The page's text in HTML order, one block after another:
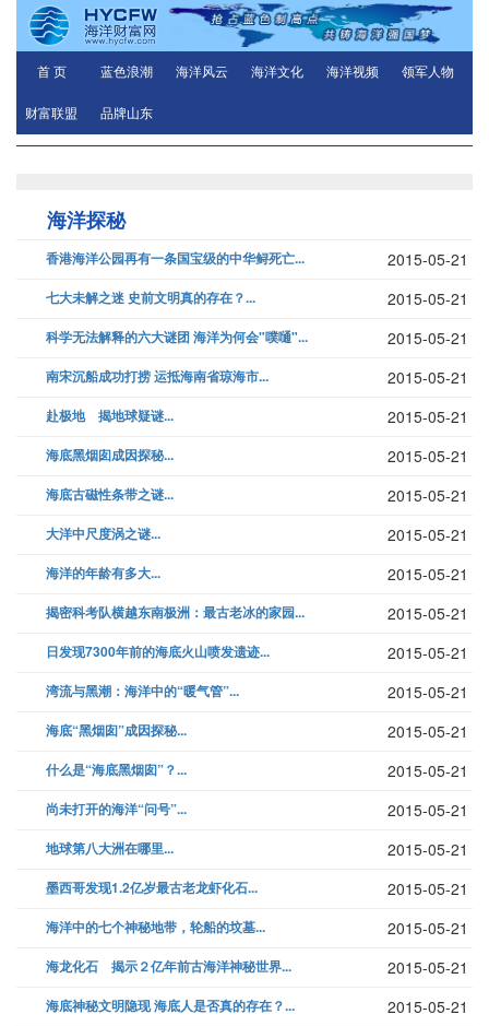
首 页 蓝色浪潮 海洋风云 海洋文化 海洋视频 领军人物
财富联盟 品牌山东
海洋探秘
香港海洋公园再有一条国宝级的中华鲟死亡... 2015-05-21
七大未解之迷 史前文明真的存在？... 2015-05-21
科学无法解释的六大谜团 海洋为何会"噗嗵"... 2015-05-21
南宋沉船成功打捞 运抵海南省琼海市... 2015-05-21
赴极地 揭地球疑谜... 2015-05-21
海底黑烟囱成因探秘... 2015-05-21
海底古磁性条带之谜... 2015-05-21
大洋中尺度涡之谜... 2015-05-21
海洋的年龄有多大... 2015-05-21
揭密科考队横越东南极洲：最古老冰的家园... 2015-05-21
日发现7300年前的海底火山喷发遗迹... 2015-05-21
湾流与黑潮：海洋中的“暖气管”... 2015-05-21
海底“黑烟囱”成因探秘... 2015-05-21
什么是“海底黑烟囱”？... 2015-05-21
尚未打开的海洋“问号”... 2015-05-21
地球第八大洲在哪里... 2015-05-21
墨西哥发现1.2亿岁最古老龙虾化石... 2015-05-21
海洋中的七个神秘地带，轮船的坟墓... 2015-05-21
海龙化石 揭示２亿年前古海洋神秘世界... 2015-05-21
海底神秘文明隐现 海底人是否真的存在？... 2015-05-21